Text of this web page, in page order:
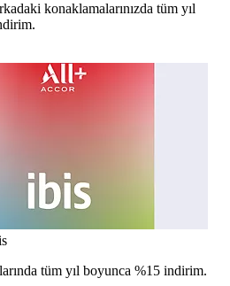
konaklamalarınızda tüm yıl
tüm yıl boyunca %15 indirim.